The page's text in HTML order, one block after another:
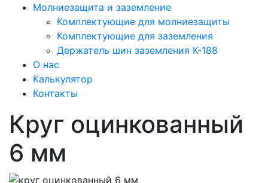
Молниезащита и заземление
Комплектующие для молниезащиты
Комплектующие для заземления
Держатель шин заземления К-188
О нас
Калькулятор
Контакты
Круг оцинкованный
6 мм